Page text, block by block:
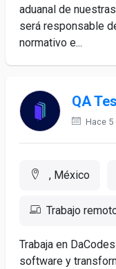
aduanal de
será responsable
normativo e...
QA
Hace 5
, México
Trabajo
Trabaja en
software y